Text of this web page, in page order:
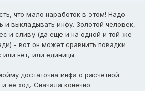
что мало наработок в этом! Надо
и выкладывать инфу. Золотой человек,
и сливу (да еще и на одной и той же
- вот он может сравнить повадки
нет, или единицы.
достаточна инфа о расчетной
и ее ход. Сначала конечно